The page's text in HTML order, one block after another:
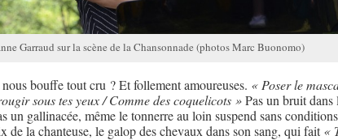
Garraud sur la scène de la Chansonnade (photos Marc Buonomo)
bouffe tout cru ? Et follement amoureuses. « Poser le
sous tes yeux / Comme des coquelicots »Pas un bruit dans
un gallinacée, même le tonnerre au loin suspend sans
de la chanteuse, le galop des chevaux dans son sang, qui fait«